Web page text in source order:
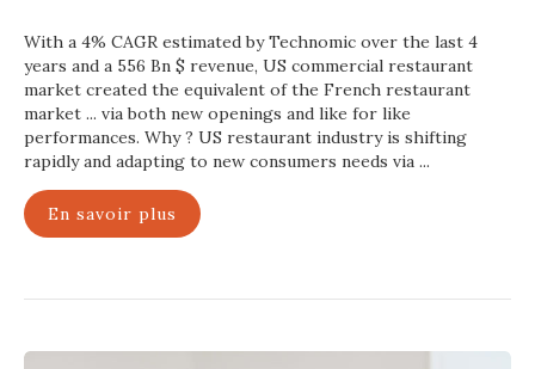
With a 4% CAGR estimated by Technomic over the last 4
years and a 556 Bn $ revenue, US commercial restaurant
market created the equivalent of the French restaurant
market ... via both new openings and like for like
performances. Why ? US restaurant industry is shifting
rapidly and adapting to new consumers needs via ...
En savoir plus